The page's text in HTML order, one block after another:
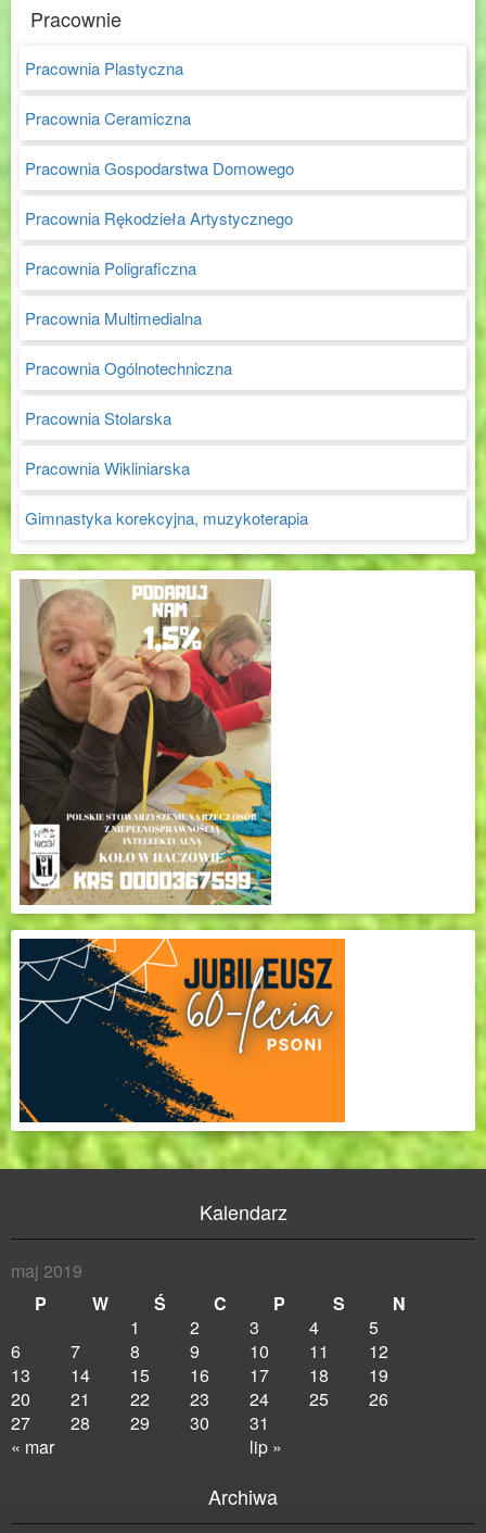
Pracownie
Pracownia Plastyczna
Pracownia Ceramiczna
Pracownia Gospodarstwa Domowego
Pracownia Rękodzieła Artystycznego
Pracownia Poligraficzna
Pracownia Multimedialna
Pracownia Ogólnotechniczna
Pracownia Stolarska
Pracownia Wikliniarska
Gimnastyka korekcyjna, muzykoterapia
Kalendarz
maj 2019
P
W Ś C P S N
« mar lip »
1 2 3 4
5
6
7 8 9 10 11
12
13
14 15 16 17 18
19
20
21 22 23 24 25
26
27
28 29 30 31
Archiwa